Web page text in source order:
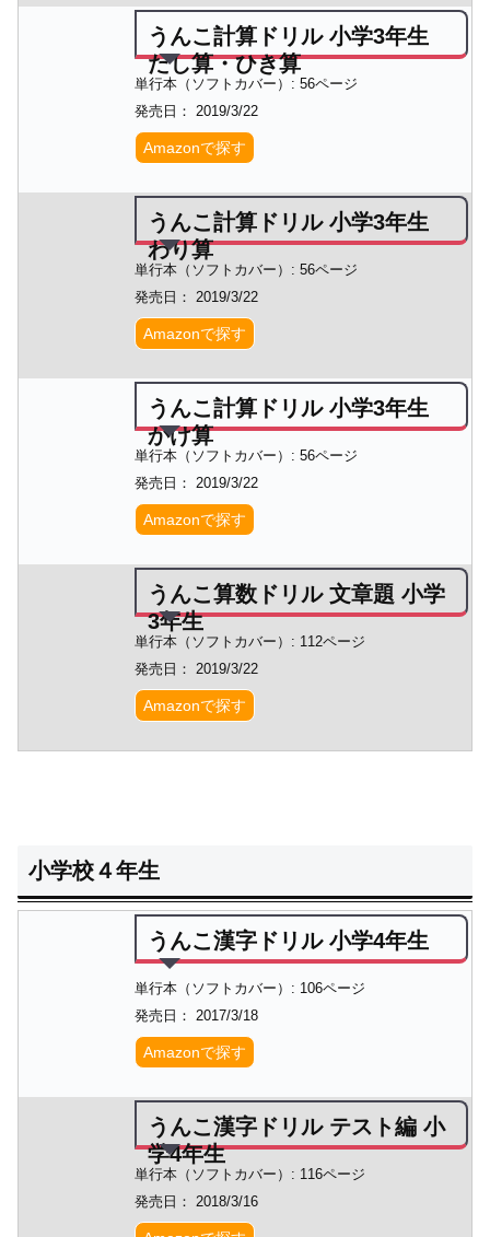
うんこ計算ドリル 小学3年生
たし算・ひき算
単行本（ソフトカバー）: 56ページ
発売日： 2019/3/22
Amazonで探す
うんこ計算ドリル 小学3年生
わり算
単行本（ソフトカバー）: 56ページ
発売日： 2019/3/22
Amazonで探す
うんこ計算ドリル 小学3年生
かけ算
単行本（ソフトカバー）: 56ページ
発売日： 2019/3/22
Amazonで探す
うんこ算数ドリル 文章題 小学
3年生
単行本（ソフトカバー）: 112ページ
発売日： 2019/3/22
Amazonで探す
小学校４年生
うんこ漢字ドリル 小学4年生
単行本（ソフトカバー）: 106ページ
発売日： 2017/3/18
Amazonで探す
うんこ漢字ドリル テスト編 小
学4年生
単行本（ソフトカバー）: 116ページ
発売日： 2018/3/16